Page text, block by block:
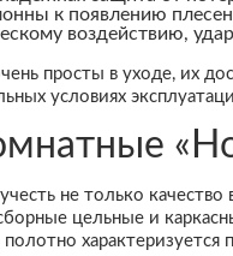
к появлению
воздействию,
просты в уходе, их
условиях
не только
цельные и